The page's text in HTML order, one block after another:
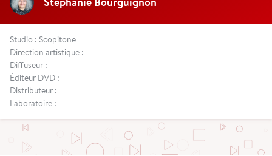
Studio : Scopitone
Direction artistique :
Diffuseur :
Éditeur DVD :
Distributeur :
Laboratoire :